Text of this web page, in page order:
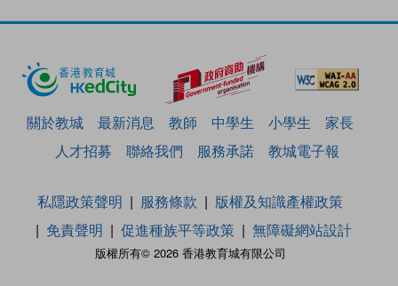
關於教城 最新消息 教師 中學生 小學生
家長
人才招募
聯絡我們 服務承諾 教城電子報
版權所有© 2026 香港教育城有限公司
私隱政策聲明 服務條款
版權及知識產權政策
免責聲明
促進種族平等政策 無障礙網站設計